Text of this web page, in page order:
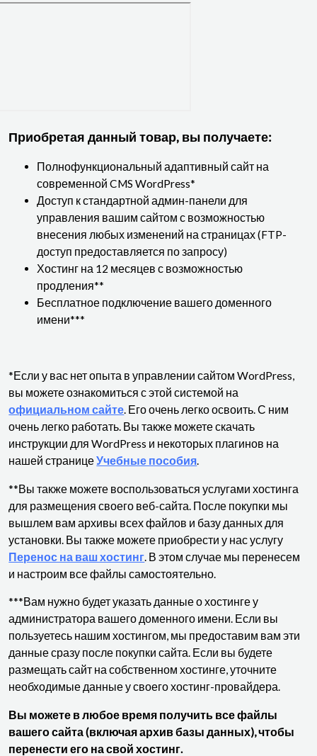
Приобретая данный товар, вы получаете:
Полнофункциональный адаптивный сайт на
современной CMS WordPress*
Доступ к стандартной админ-панели для
управления вашим сайтом с возможностью
внесения любых изменений на страницах (FTP-
доступ предоставляется по запросу)
Хостинг на 12 месяцев с возможностью
продления**
Бесплатное подключение вашего доменного
имени***
*Если у вас нет опыта в управлении сайтом WordPress,
вы можете ознакомиться с этой системой на
официальном сайте. Его очень легко освоить. С ним
очень легко работать. Вы также можете скачать
инструкции для WordPress и некоторых плагинов на
нашей страницеУчебные пособия.
**Вы также можете воспользоваться услугами хостинга
для размещения своего веб-сайта. После покупки мы
вышлем вам архивы всех файлов и базу данных для
установки. Вы также можете приобрести у нас услугу
Перенос на ваш хостинг. В этом случае мы перенесем
и настроим все файлы самостоятельно.
***Вам нужно будет указать данные о хостинге у
администратора вашего доменного имени. Если вы
пользуетесь нашим хостингом, мы предоставим вам эти
данные сразу после покупки сайта. Если вы будете
размещать сайт на собственном хостинге, уточните
необходимые данные у своего хостинг-провайдера.
Вы можете в любое время получить все файлы
вашего сайта (включая архив базы данных), чтобы
перенести его на свой хостинг.